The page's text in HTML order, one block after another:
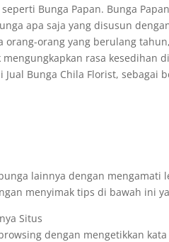
Bunga Papan. Bunga
apa saja yang disusun
orang-orang yang berulang
rasa kesedihan
Bunga Chila Florist, sebagai
lainnya dengan mengamati
menyimak tips di bawah ini
Situs
dengan mengetikkan